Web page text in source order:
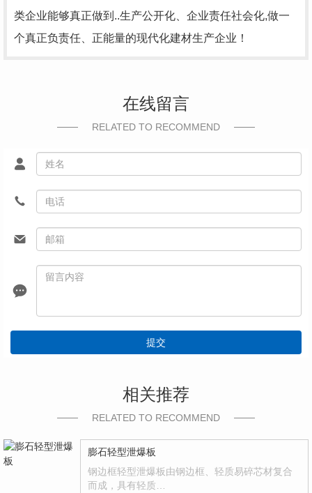
类企业能够真正做到..生产公开化、企业责任社会化,做一
个真正负责任、正能量的现代化建材生产企业！
在线留言
RELATED TO RECOMMEND
提交
相关推荐
RELATED TO RECOMMEND
膨石轻型泄爆板
钢边框轻型泄爆板由钢边框、轻质易碎芯材复合
而成，具有轻质…